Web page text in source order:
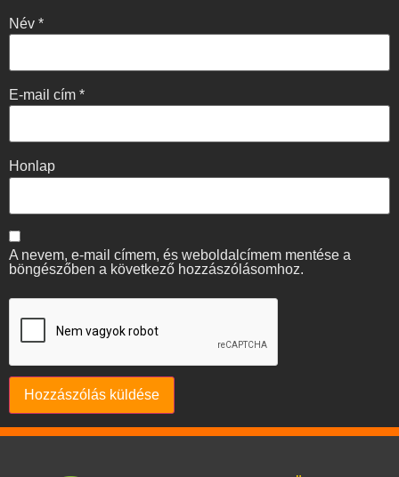
Név *
E-mail cím *
Honlap
A nevem, e-mail címem, és weboldalcímem mentése a
böngészőben a következő hozzászólásomhoz.